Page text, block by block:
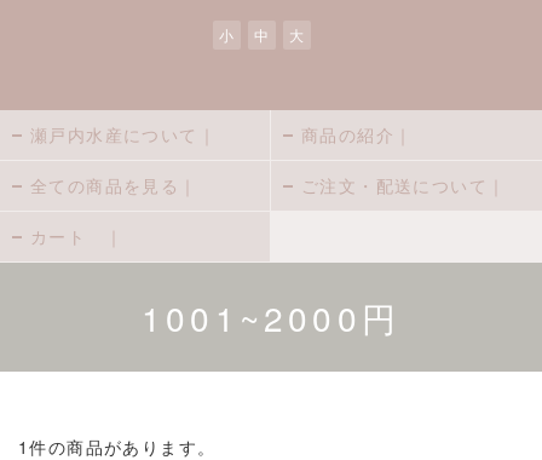
小 中 大
瀬戸内水産について｜ 商品の紹介｜
全ての商品を見る｜ ご注文・配送について｜
カート ｜
1001~2000円
1件の商品があります。